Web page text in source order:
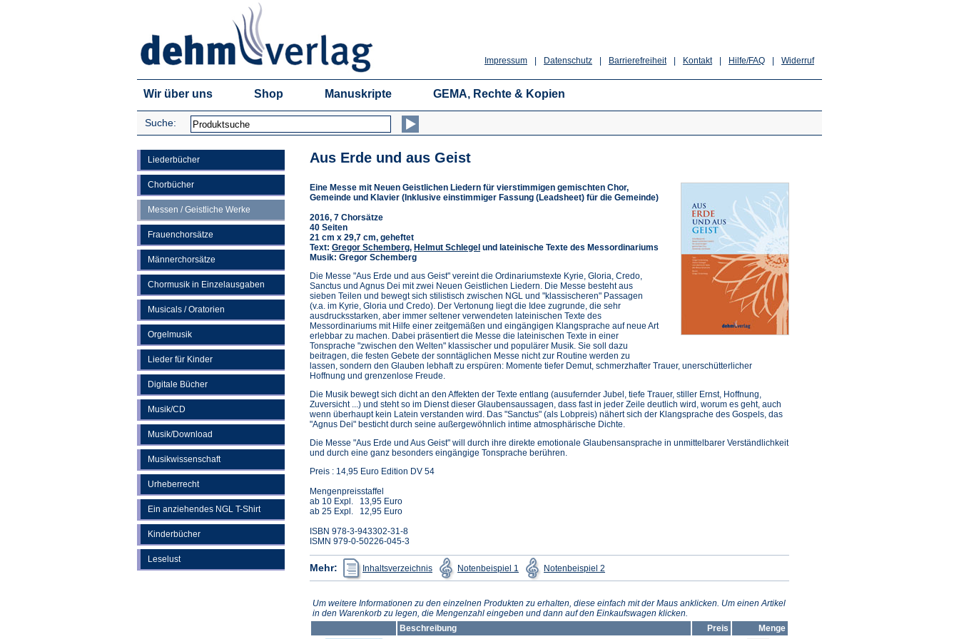
Widerruf
Hilfe/FAQ
Kontakt
Barrierefreiheit
Datenschutz
Impressum
Wir über uns Shop Manuskripte GEMA, Rechte & Kopien
Suche:
Liederbücher
Chorbücher
Messen / Geistliche Werke
Frauenchorsätze
Männerchorsätze
Chormusik in Einzelausgaben
Musicals / Oratorien
Orgelmusik
Lieder für Kinder
Digitale Bücher
Musik/CD
Musik/Download
Musikwissenschaft
Urheberrecht
Ein anziehendes NGL T-Shirt
Kinderbücher
Leselust
Aus Erde und aus Geist
Eine Messe mit Neuen Geistlichen Liedern für vierstimmigen gemischten Chor,
Gemeinde und Klavier (Inklusive einstimmiger Fassung (Leadsheet) für die Gemeinde)
2016, 7 Chorsätze
40 Seiten
21 cm x 29,7 cm, geheftet
Text: Gregor Schemberg, Helmut Schlegel und lateinische Texte des Messordinariums
Musik: Gregor Schemberg
Die Messe "Aus Erde und aus Geist" vereint die Ordinariumstexte Kyrie, Gloria, Credo,
Sanctus und Agnus Dei mit zwei Neuen Geistlichen Liedern. Die Messe besteht aus
sieben Teilen und bewegt sich stilistisch zwischen NGL und "klassischeren" Passagen
(v.a. im Kyrie, Gloria und Credo). Der Vertonung liegt die Idee zugrunde, die sehr
ausdrucksstarken, aber immer seltener verwendeten lateinischen Texte des
Messordinariums mit Hilfe einer zeitgemäßen und eingängigen Klangsprache auf neue Art
erlebbar zu machen. Dabei präsentiert die Messe die lateinischen Texte in einer
Tonsprache "zwischen den Welten" klassischer und populärer Musik. Sie soll dazu
beitragen, die festen Gebete der sonntäglichen Messe nicht zur Routine werden zu
lassen, sondern den Glauben lebhaft zu erspüren: Momente tiefer Demut, schmerzhafter Trauer, unerschütterlicher
Hoffnung und grenzenlose Freude.
Die Musik bewegt sich dicht an den Affekten der Texte entlang (ausufernder Jubel, tiefe Trauer, stiller Ernst, Hoffnung,
Zuversicht ...) und steht so im Dienst dieser Glaubensaussagen, dass fast in jeder Zeile deutlich wird, worum es geht, auch
wenn überhaupt kein Latein verstanden wird. Das "Sanctus" (als Lobpreis) nähert sich der Klangsprache des Gospels, das
"Agnus Dei" besticht durch seine außergewöhnlich intime atmosphärische Dichte.
Die Messe "Aus Erde und Aus Geist" will durch ihre direkte emotionale Glaubensansprache in unmittelbarer Verständlichkeit
und durch eine ganz besonders eingängige Tonsprache berühren.
Preis : 14,95 Euro Edition DV 54
Mengenpreisstaffel
ab 10 Expl. 13,95 Euro
ab 25 Expl. 12,95 Euro
ISBN 978-3-943302-31-8
ISMN 979-0-50226-045-3
Mehr: Inhaltsverzeichnis
(Öffnet
in
einem
Tab)
Notenbeispiel 1
(Öffnet
in
einem
Tab)
Notenbeispiel 2in
einem
Tab)
Um weitere Informationen zu den einzelnen Produkten zu erhalten, diese einfach mit der Maus anklicken. Um einen Artikel
in den Warenkorb zu legen, die Mengenzahl eingeben und dann auf den Einkaufswagen klicken.
Beschreibung
Preis
Menge